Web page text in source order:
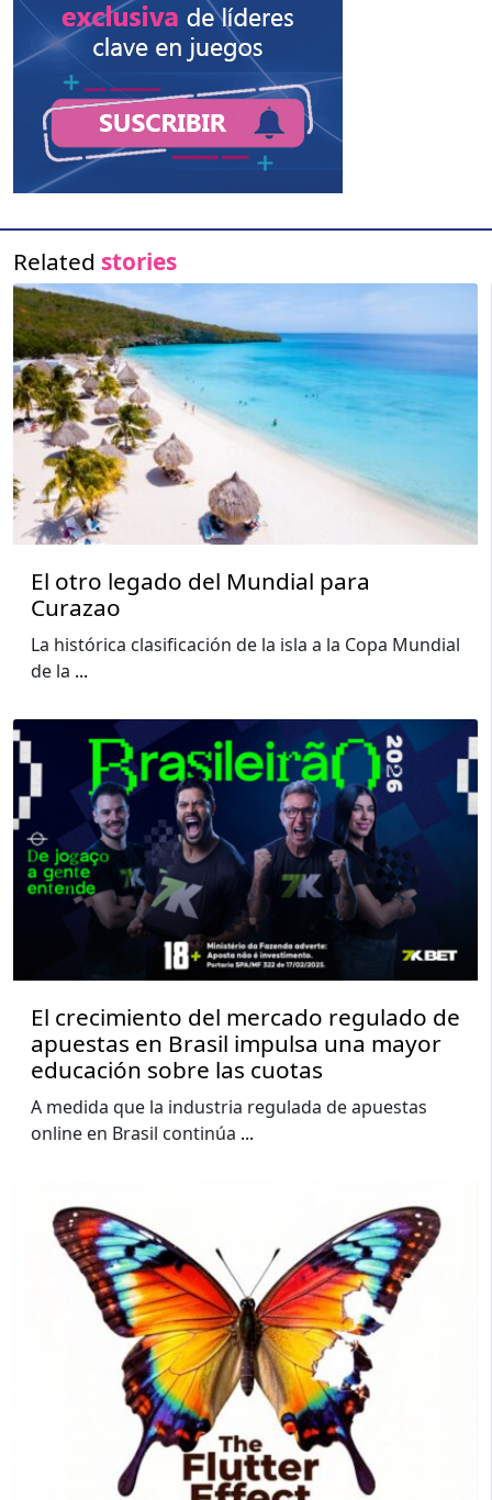
Related stories
El otro legado del Mundial para
Curazao
La histórica clasificación de la isla a la Copa Mundial
de la ...
El crecimiento del mercado regulado de
apuestas en Brasil impulsa una mayor
educación sobre las cuotas
A medida que la industria regulada de apuestas
online en Brasil continúa ...